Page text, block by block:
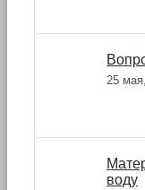
25
воду